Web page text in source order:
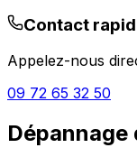
Contact
Appelez-nous
09 72 65 32 50